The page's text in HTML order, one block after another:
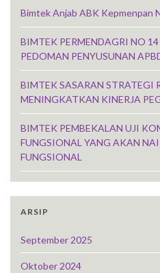
Bimtek Anjab ABK Kepmenpan
BIMTEK PERMENDAGRI NO
PEDOMAN PENYUSUNAN
BIMTEK SASARAN STRATEGI
MENINGKATKAN KINERJA
BIMTEK PEMBEKALAN UJI
FUNGSIONAL YANG AKAN
FUNGSIONAL
ARSIP
September 2025
Oktober 2024